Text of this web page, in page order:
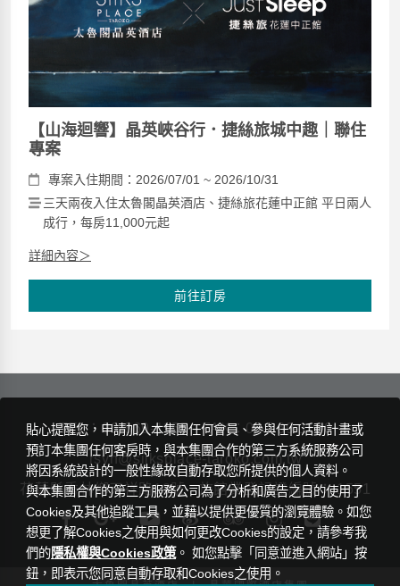
【山海迴響】晶英峽谷行．捷絲旅城中趣｜聯住
專案
專案入住期間：2026/07/01 ~ 2026/10/31
三天兩夜入住太魯閣晶英酒店、捷絲旅花蓮中正館 平日兩人
成行，每房11,000元起
詳細內容＞
前往訂房
TEL：03-869-1155
FAX：03-869-1160
rsvn@silksplace-taroko.com.tw
花蓮縣秀林鄉天祥路18號
旅館業登記證編號： 1551
貼心提醒您，申請加入本集團任何會員、參與任何活動計畫或
預訂本集團任何客房時，與本集團合作的第三方系統服務公司
將因系統設計的一般性緣故自動存取您所提供的個人資料。
與本集團合作的第三方服務公司為了分析和廣告之目的使用了
Cookies及其他追蹤工具，並藉以提供更優質的瀏覽體驗。如您
想更了解Cookies之使用與如何更改Cookies的設定，請參考我
們的隱私權與Cookies政策 。 如您點擊「同意並進入網站」按
鈕，即表示您同意自動存取和Cookies之使用。